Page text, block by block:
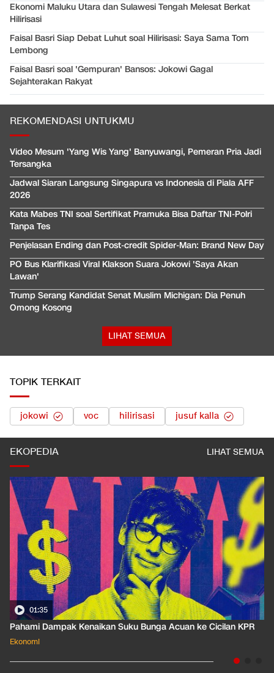
Ekonomi Maluku Utara dan Sulawesi Tengah Melesat Berkat
Hilirisasi
Faisal Basri Siap Debat Luhut soal Hilirisasi: Saya Sama Tom
Lembong
Faisal Basri soal 'Gempuran' Bansos: Jokowi Gagal
Sejahterakan Rakyat
REKOMENDASI UNTUKMU
Video Mesum 'Yang Wis Yang' Banyuwangi, Pemeran Pria Jadi
Tersangka
Jadwal Siaran Langsung Singapura vs Indonesia di Piala AFF
2026
Kata Mabes TNI soal Sertifikat Pramuka Bisa Daftar TNI-Polri
Tanpa Tes
Penjelasan Ending dan Post-credit Spider-Man: Brand New Day
PO Bus Klarifikasi Viral Klakson Suara Jokowi 'Saya Akan
Lawan'
Trump Serang Kandidat Senat Muslim Michigan: Dia Penuh
Omong Kosong
LIHAT SEMUA
TOPIK TERKAIT
jokowi voc hilirisasi jusuf kalla
EKOPEDIA LIHAT SEMUA
01:35
Pahami Dampak Kenaikan Suku Bunga Acuan ke Cicilan KPR
Ekonomi